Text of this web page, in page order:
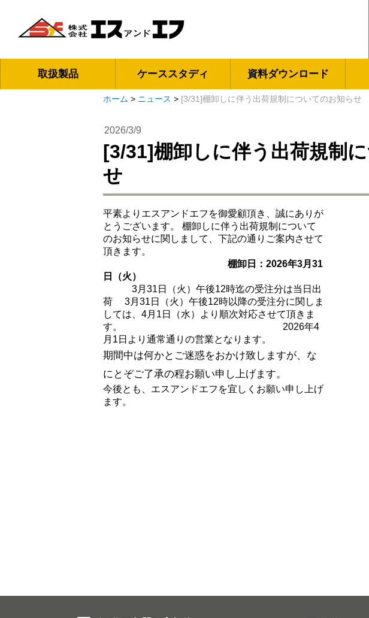
取扱製品 ケーススタディ 資料ダウンロード
ホーム > ニュース > [3/31]棚卸しに伴う出荷規制についてのお知らせ
2026/3/9
[3/31]棚卸しに伴う出荷規制
せ
平素よりエスアンドエフを御愛顧頂き、誠にありが
とうございます。 棚卸しに伴う出荷規制について
のお知らせに関しまして、下記の通りご案内させて
頂きます。
棚卸日：2026年3月31
日（火）
3月31日（火）午後12時迄の受注分は当日出
荷 3月31日（火）午後12時以降の受注分に関しま
しては、4月1日（水）より順次対応させて頂きま
す。 2026年4
月1日より通常通りの営業となります。
期間中は何かとご迷惑をおかけ致しますが、な
にとぞご了承の程お願い申し上げます。
今後とも、エスアンドエフを宜しくお願い申し上げ
ます。